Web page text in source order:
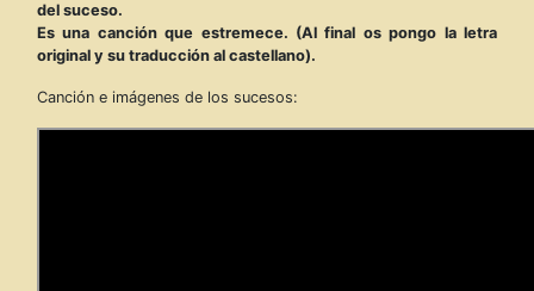
del suceso.
Es una canción que estremece. (Al final os pongo la letra
original y su traducción al castellano).
Canción e imágenes de los sucesos: